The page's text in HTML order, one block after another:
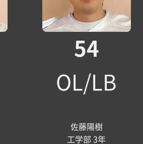
54
OL/LB
佐藤陽樹
工学部 3年